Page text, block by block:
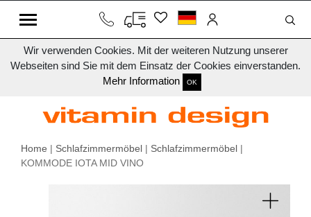
Wir verwenden Cookies. Mit der weiteren Nutzung unserer
Webseiten sind Sie mit dem Einsatz der Cookies einverstanden.
Mehr Information
OK
Home | Schlafzimmermöbel | Schlafzimmermöbel |
KOMMODE IOTA MID VINO